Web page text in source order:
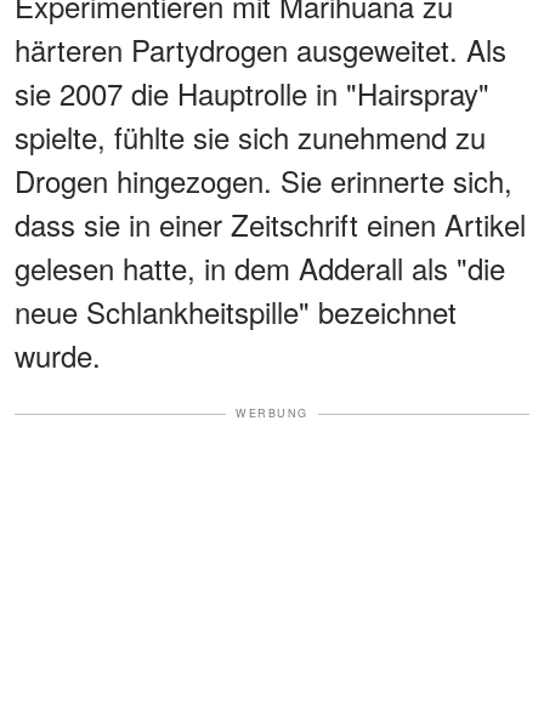
härteren Partydrogen ausgeweitet. Als
sie 2007 die Hauptrolle in "Hairspray"
spielte, fühlte sie sich zunehmend zu
Drogen hingezogen. Sie erinnerte sich,
dass sie in einer Zeitschrift einen Artikel
gelesen hatte, in dem Adderall als "die
neue Schlankheitspille" bezeichnet
wurde.
WERBUNG